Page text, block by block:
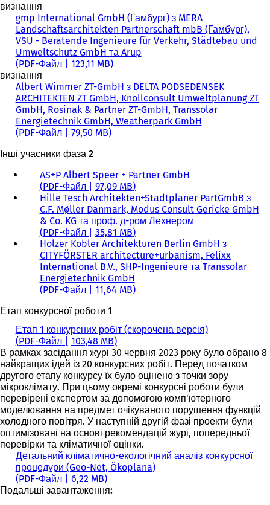
визнання
gmp International GmbH (Гамбург) з MERA
Landschaftsarchitekten Partnerschaft mbB (Гамбург),
VSU - Beratende Ingenieure für Verkehr, Städtebau und
Umweltschutz GmbH та Arup
PDF-Файл
123,11 MB
визнання
Albert Wimmer ZT-GmbH з DELTA PODSEDENSEK
ARCHITEKTEN ZT GmbH, Knollconsult Umweltplanung ZT
GmbH, Rosinak & Partner ZT-GmbH, Transsolar
Energietechnik GmbH, Weatherpark GmbH
PDF-Файл
79,50 MB
Інші учасники фаза 2
AS+P Albert Speer + Partner GmbH
PDF-Файл
97,09 MB
Hille Tesch Architekten+Stadtplaner PartGmbB з
C.F. Møller Danmark, Modus Consult Gericke GmbH
& Co. KG та проф. д-ром Лехнером
PDF-Файл
35,81 MB
Holzer Kobler Architekturen Berlin GmbH з
CITYFÖRSTER architecture+urbanism, Felixx
International B.V., SHP-Ingenieure та Transsolar
Energietechnik GmbH
PDF-Файл
11,64 MB
Етап конкурсної роботи 1
Етап 1 конкурсних робіт (скорочена версія)
PDF-Файл
103,48 MB
В рамках засідання журі 30 червня 2023 року було обрано 8
найкращих ідей із 20 конкурсних робіт. Перед початком
другого етапу конкурсу їх було оцінено з точки зору
мікроклімату. При цьому окремі конкурсні роботи були
перевірені експертом за допомогою комп'ютерного
моделювання на предмет очікуваного порушення функцій
холодного повітря. У наступній другій фазі проекти були
оптимізовані на основі рекомендацій журі, попередньої
перевірки та кліматичної оцінки.
Детальний кліматично-екологічний аналіз конкурсної
процедури (Geo-Net, Ökoplana)
PDF-Файл
6,22 MB
Подальші завантаження: